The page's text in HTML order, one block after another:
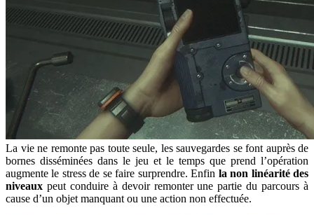
La vie ne remonte pas toute seule, les sauvegardes se font auprès de
bornes disséminées dans le jeu et le temps que prend l’opération
augmente le stress de se faire surprendre. Enfin la non linéarité des
niveaux peut conduire à devoir remonter une partie du parcours à
cause d’un objet manquant ou une action non effectuée.